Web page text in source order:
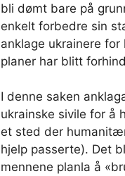
bli dømt bare på
enkelt forbedre sin
anklage ukrainere
planer har blitt
I denne saken
ukrainske sivile for å
et sted der
hjelp passerte). Det
mennene planla å